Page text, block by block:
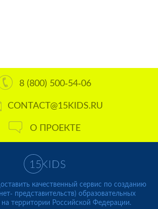
8 (800) 500-54-06
CONTACT@15KIDS.RU
О ПРОЕКТЕ
качественный сервис по созданию
представительств) образовательных
на территории Российской Федерации.